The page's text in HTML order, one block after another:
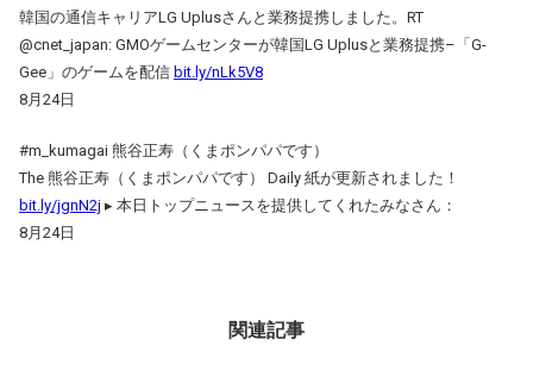
韓国の通信キャリアLG Uplusさんと業務提携しました。RT
@cnet_japan: GMOゲームセンターが韓国LG Uplusと業務提携–「G-
Gee」のゲームを配信 bit.ly/nLk5V8
8月24日
#m_kumagai 熊谷正寿（くまポンパパです）
The 熊谷正寿（くまポンパパです） Daily 紙が更新されました！
bit.ly/jgnN2j ▸ 本日トップニュースを提供してくれたみなさん：
8月24日
関連記事